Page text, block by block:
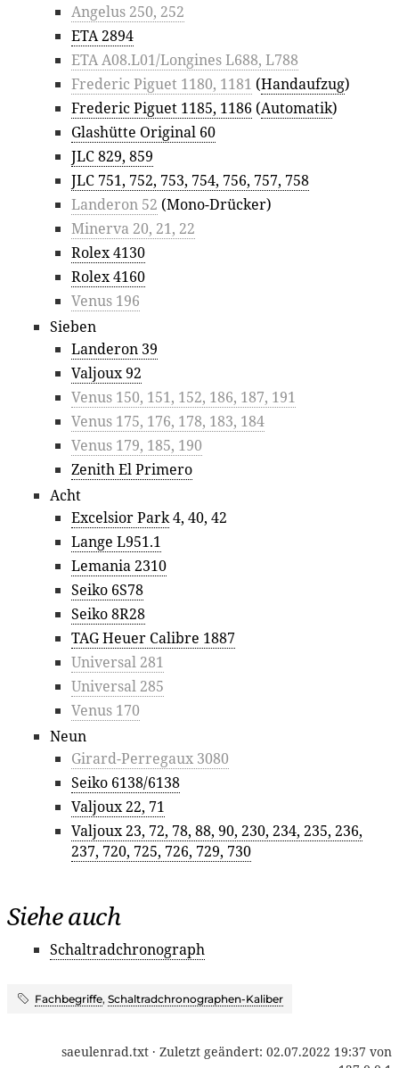
Angelus 250, 252
ETA 2894
ETA A08.L01/Longines L688, L788
Frederic Piguet 1180, 1181 (Handaufzug)
Frederic Piguet 1185, 1186 (Automatik)
Glashütte Original 60
JLC 829, 859
JLC 751, 752, 753, 754, 756, 757, 758
Landeron 52 (Mono-Drücker)
Minerva 20, 21, 22
Rolex 4130
Rolex 4160
Venus 196
Sieben
Landeron 39
Valjoux 92
Venus 150, 151, 152, 186, 187, 191
Venus 175, 176, 178, 183, 184
Venus 179, 185, 190
Zenith El Primero
Acht
Excelsior Park4, 40, 42
Lange L951.1
Lemania 2310
Seiko 6S78
Seiko 8R28
TAG Heuer Calibre 1887
Universal 281
Universal 285
Venus 170
Neun
Girard-Perregaux 3080
Seiko 6138/6138
Valjoux 22, 71
Valjoux 23, 72, 78, 88, 90, 230, 234, 235, 236,
237, 720, 725, 726, 729, 730
Siehe auch
Schaltradchronograph
Fachbegriffe, Schaltradchronographen-Kaliber
saeulenrad.txt · Zuletzt geändert: 02.07.2022 19:37 von